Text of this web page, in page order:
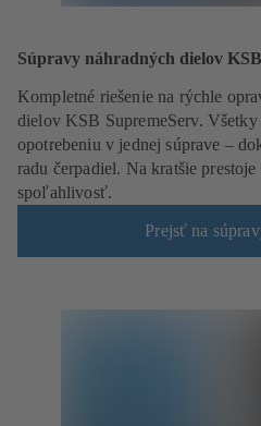
Súpravy náhradných dielov KSB
Kompletné riešenie na rýchle
dielov KSB SupremeServ.
opotrebeniu v jednej súprave –
radu čerpadiel. Na kratšie
spoľahlivosť.
Prejsť na